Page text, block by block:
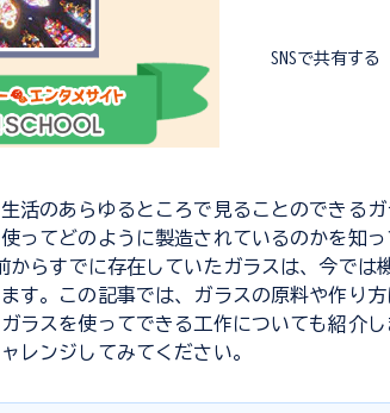
SNSで共有する
活のあらゆるところで見ることのできる
ってどのように製造されているのかを知
からすでに存在していたガラスは、今では
す。この記事では、ガラスの原料や作り
ラスを使ってできる工作についても紹介
レンジしてみてください。